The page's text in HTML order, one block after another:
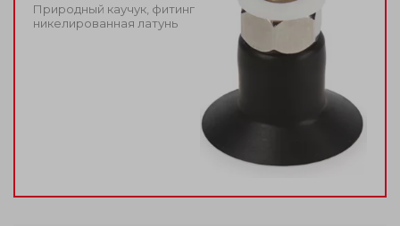
Природный каучук, фитинг
никелированная латунь